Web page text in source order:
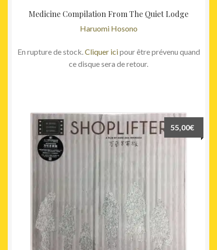
Medicine Compilation From The Quiet Lodge
Haruomi Hosono
En rupture de stock.Cliquer icipour être prévenu quand
ce disque sera de retour.
55,00€